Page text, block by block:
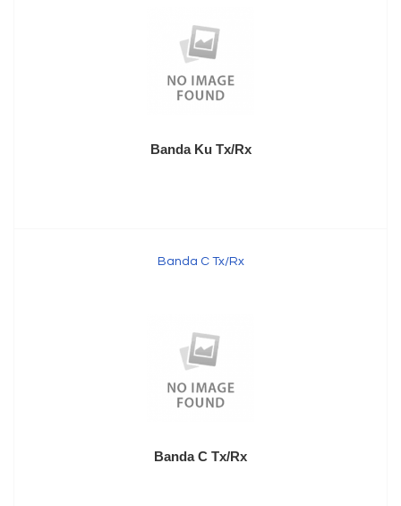
Banda Ku Tx/Rx
Banda C Tx/Rx
Banda C Tx/Rx